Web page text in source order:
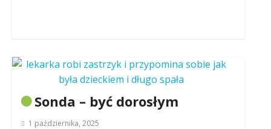
Sonda – być dorosłym
1 października, 2025